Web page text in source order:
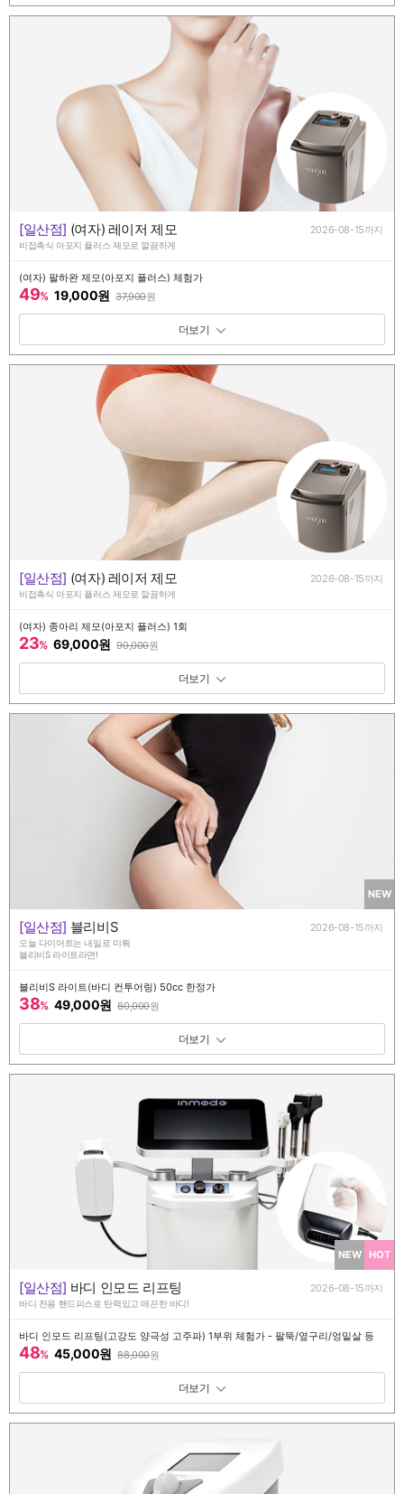
[일산점] (여자) 레이저 제모 2026-08-15까지
비접촉식 아포지 플러스 제모로 깔끔하게
(여자) 팔하완 제모(아포지 플러스) 체험가
49% 19,000원 37,900원
패키지 보기 토글
[일산점] (여자) 레이저 제모 2026-08-15까지
비접촉식 아포지 플러스 제모로 깔끔하게
(여자) 종아리 제모(아포지 플러스) 1회
23% 69,000원 90,000원
패키지 보기 토글
NEW
[일산점] 블리비S 2026-08-15까지
오늘 다이어트는 내일로 미뤄
블리비S 라이트라면!
블리비S 라이트(바디 컨투어링) 50cc 한정가
38% 49,000원 80,000원
패키지 보기 토글
NEW HOT
[일산점] 바디 인모드 리프팅 2026-08-15까지
바디 전용 핸드피스로 탄력있고 매끈한 바디!
바디 인모드 리프팅(고강도 양극성 고주파) 1부위 체험가 - 팔뚝/옆구리/엉밑살 등
48% 45,000원 88,000원
패키지 보기 토글